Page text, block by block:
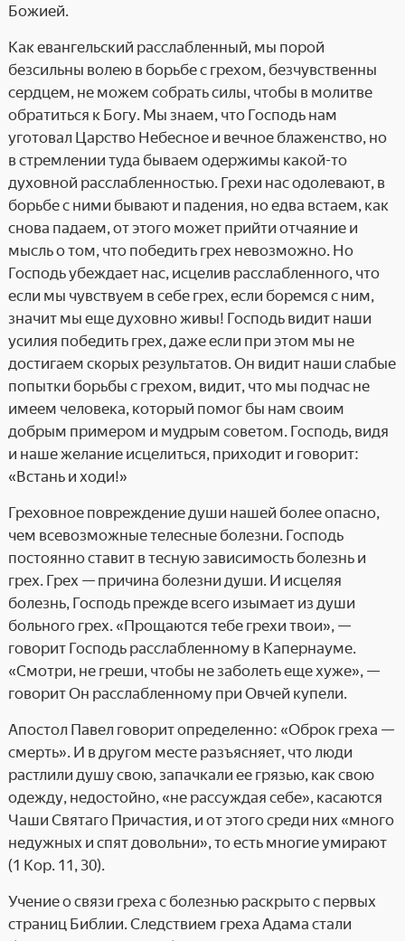
Божией.
Как евангельский расслабленный, мы порой
безсильны волею в борьбе с грехом, безчувственны
сердцем, не можем собрать силы, чтобы в молитве
обратиться к Богу. Мы знаем, что Господь нам
уготовал Царство Небесное и вечное блаженство, но
в стремлении туда бываем одержимы какой-то
духовной расслабленностью. Грехи нас одолевают, в
борьбе с ними бывают и падения, но едва встаем, как
снова падаем, от этого может прийти отчаяние и
мысль о том, что победить грех невозможно. Но
Господь убеждает нас, исцелив расслабленного, что
если мы чувствуем в себе грех, если боремся с ним,
значит мы еще духовно живы! Господь видит наши
усилия победить грех, даже если при этом мы не
достигаем скорых результатов. Он видит наши слабые
попытки борьбы с грехом, видит, что мы подчас не
имеем человека, который помог бы нам своим
добрым примером и мудрым советом. Господь, видя
и наше желание исцелиться, приходит и говорит:
«Встань и ходи!»
Греховное повреждение души нашей более опасно,
чем всевозможные телесные болезни. Господь
постоянно ставит в тесную зависимость болезнь и
грех. Грех — причина болезни души. И исцеляя
болезнь, Господь прежде всего изымает из души
больного грех. «Прощаются тебе грехи твои», —
говорит Господь расслабленному в Капернауме.
«Смотри, не греши, чтобы не заболеть еще хуже», —
говорит Он расслабленному при Овчей купели.
Апостол Павел говорит определенно: «Оброк греха —
смерть». И в другом месте разъясняет, что люди
растлили душу свою, запачкали ее грязью, как свою
одежду, недостойно, «не рассуждая себе», касаются
Чаши Святаго Причастия, и от этого среди них «много
недужных и спят довольни», то есть многие умирают
(1 Кор. 11, 30).
Учение о связи греха с болезнью раскрыто с первых
страниц Библии. Следствием греха Адама стали